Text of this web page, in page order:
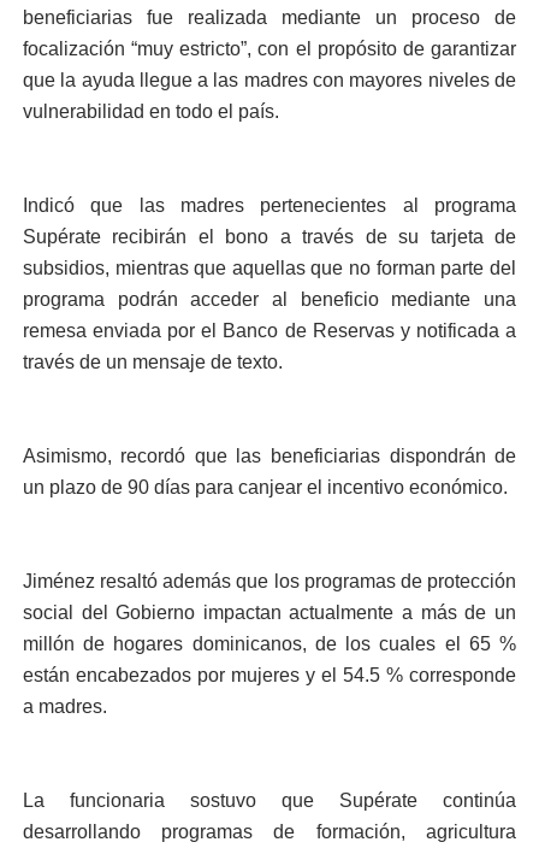
beneficiarias fue realizada mediante un proceso de
focalización “muy estricto”, con el propósito de garantizar
que la ayuda llegue a las madres con mayores niveles de
vulnerabilidad en todo el país.
Indicó que las madres pertenecientes al programa
Supérate recibirán el bono a través de su tarjeta de
subsidios, mientras que aquellas que no forman parte del
programa podrán acceder al beneficio mediante una
remesa enviada por el Banco de Reservas y notificada a
través de un mensaje de texto.
Asimismo, recordó que las beneficiarias dispondrán de
un plazo de 90 días para canjear el incentivo económico.
Jiménez resaltó además que los programas de protección
social del Gobierno impactan actualmente a más de un
millón de hogares dominicanos, de los cuales el 65 %
están encabezados por mujeres y el 54.5 % corresponde
a madres.
La funcionaria sostuvo que Supérate continúa
desarrollando programas de formación, agricultura